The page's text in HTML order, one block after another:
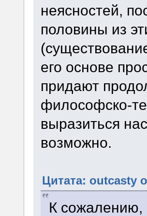
неясностей,
половины из
его основе
придают
философско-
выразиться
возможно.
Цитата: outcasty
К сожалению,